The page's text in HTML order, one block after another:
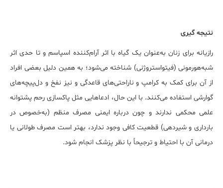
نتیجه گیری
رازیانه برای زنان به‌عنوان یک گیاه با اثر آرام‌کننده اسپاسم و تا حدی اثر
شبه‌هورمونی (فیتواستروژنی) شناخته می‌شود؛ به همین دلیل بعضی افراد
از آن برای کمک به کرامپ و ناراحتی‌های قاعدگی و نیز نفخ و دل‌پیچه‌های
گوارشی استفاده می‌کنند. با این حال، ادعاهایی مثل پاکسازی رحم پشتوانه
علمی محکمی ندارند و چون درباره ایمنی مصرف منظم (به‌خصوص در
بارداری و شیردهی) قطعیت کافی وجود ندارد، بهتر است مصرف طولانی یا
درمانی آن با احتیاط و ترجیحاً با نظر پزشک انجام شود.